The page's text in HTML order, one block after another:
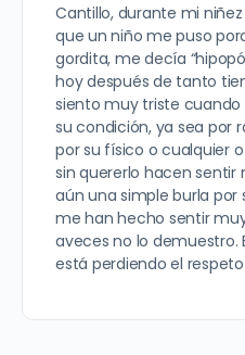
Cantillo, durante mi
que un niño me puso
gordita, me decía
hoy después de tanto
siento muy triste
su condición, ya sea por
por su físico o cualquier
sin quererlo hacen sentir
aún una simple burla por
me han hecho sentir
aveces no lo demuestro.
está perdiendo el